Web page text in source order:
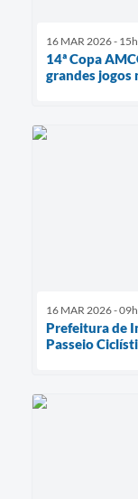
16 MAR 2026 -
14ª Copa
grandes jogos
16 MAR 2026 -
Prefeitura de
Passeio